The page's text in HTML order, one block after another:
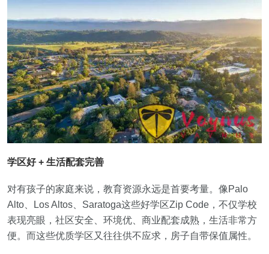
学区好 + 生活配套完善
对有孩子的家庭来说，教育资源永远是首要考量。像Palo
Alto、Los Altos、Saratoga这些好学区Zip Code，不仅学校
表现亮眼，社区安全、环境优、商业配套成熟，生活非常方
便。而这些优质学区又往往供不应求，房子自带保值属性。